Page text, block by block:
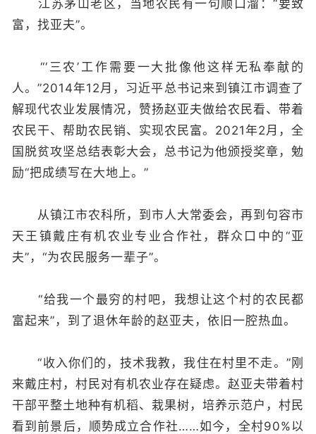
江苏茅山老区，当地农民有一句顺口溜：“要致
富，找亚夫”。
“‘三农’工作需要一大批像他这样无私奉献的
人。”2014年12月，习近平总书记来到镇江市调查了
解现代农业发展情况，赞扬赵亚夫做给农民看、带着
农民干、帮助农民销、实现农民富。2021年2月，全
国脱贫攻坚总结表彰大会，总书记为他颁授奖章，勉
励“把成绩写在大地上。”
从镇江市农科所，到市人大常委会，再到句容市
天王镇戴庄有机农业专业合作社，群众口中的“亚
夫”，“为农民服务一辈子”。
“给我一个最穷的村吧，我想让这个村的农民都
富起来”，到了退休年龄的赵亚夫，依旧一腔热血。
“收入你们的，技术我教，我住在村里不走。”刚
来戴庄村，村民对有机农业存在疑虑。赵亚夫带着村
干部平整土地种有机稻、栽果树，培养示范户，村民
看到前景后，顺势成立合作社……如今，全村90%以